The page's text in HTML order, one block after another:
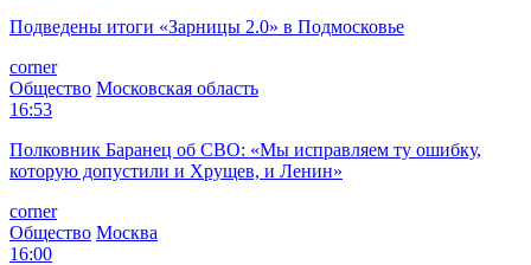
Подведены итоги «Зарницы 2.0» в Подмосковье
corner
Общество Московская область
16:53
Полковник Баранец об СВО: «Мы исправляем ту ошибку,
которую допустили и Хрущев, и Ленин»
corner
Общество Москва
16:00